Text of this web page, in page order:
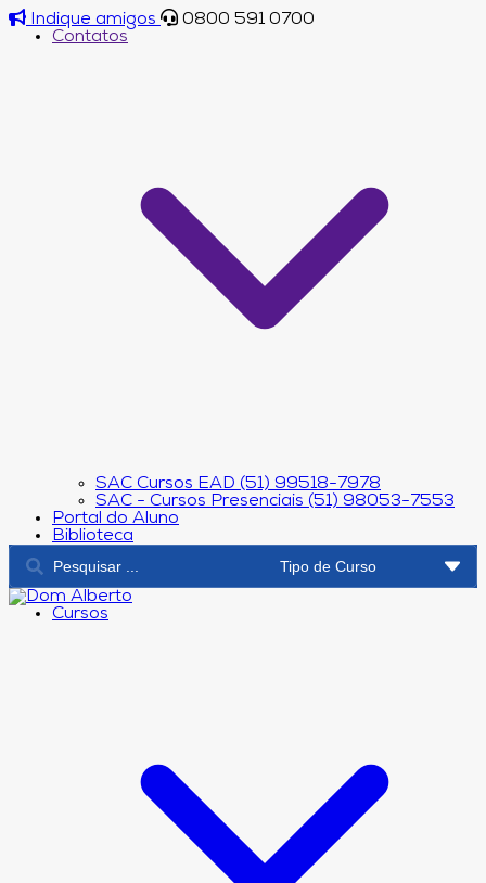
Indique amigos
0800 591 0700
Contatos
SAC Cursos EAD (51) 99518-7978
SAC - Cursos Presenciais (51) 98053-7553
Portal do Aluno
Biblioteca
Cursos